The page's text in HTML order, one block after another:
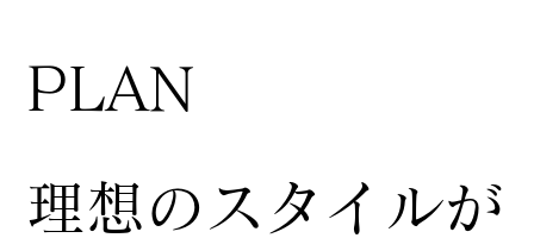
​PLAN
​理想のスタイルが